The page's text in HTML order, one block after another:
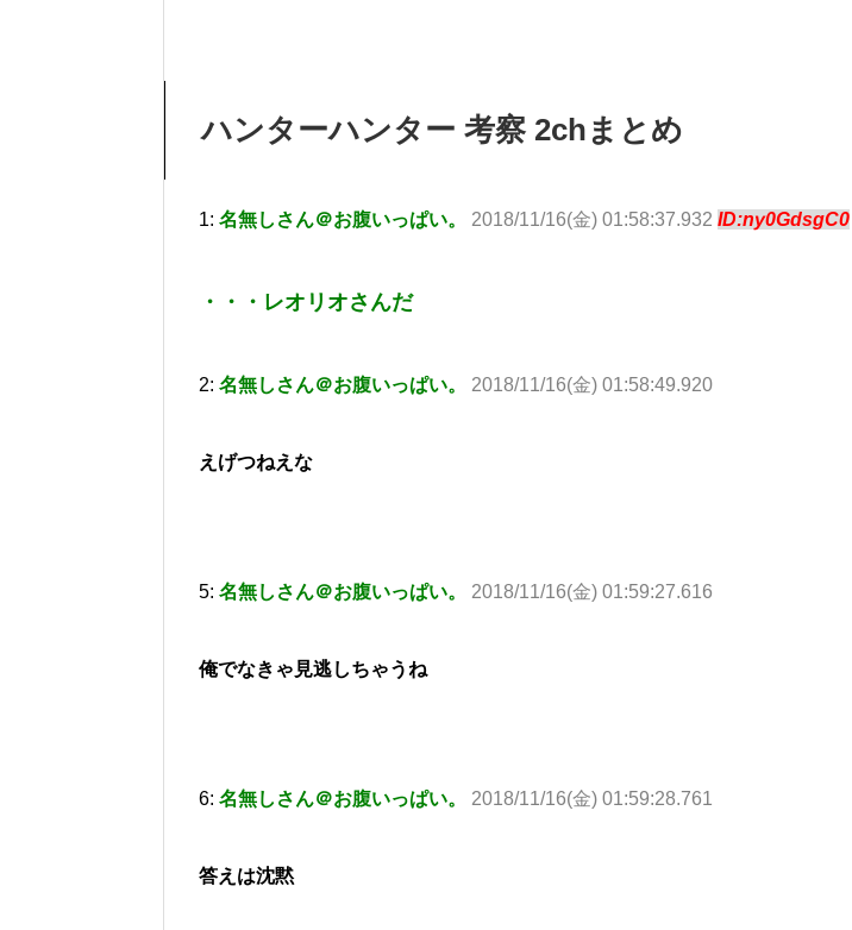
ハンターハンター 考察 2chまとめ
1: 名無しさん＠お腹いっぱい。 2018/11/16(金) 01:58:37.932 ID:ny0GdsgC0
・・・レオリオさんだ
2: 名無しさん＠お腹いっぱい。 2018/11/16(金) 01:58:49.920
えげつねえな
5: 名無しさん＠お腹いっぱい。 2018/11/16(金) 01:59:27.616
俺でなきゃ見逃しちゃうね
6: 名無しさん＠お腹いっぱい。 2018/11/16(金) 01:59:28.761
答えは沈黙